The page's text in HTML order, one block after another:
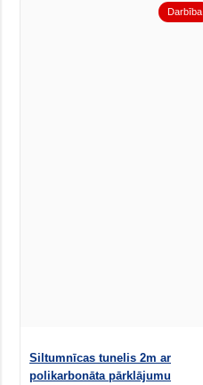
Darbība
Siltumnīcas tunelis 2m ar
polikarbonāta pārklājumu